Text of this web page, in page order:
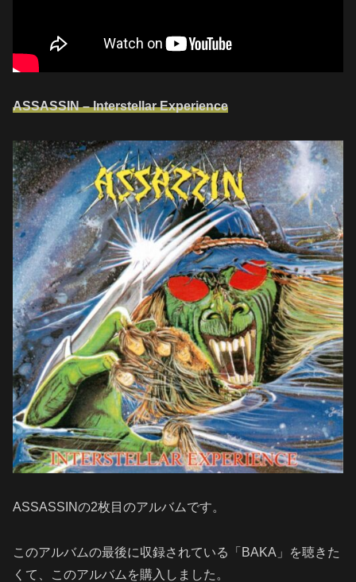
ASSASSIN – Interstellar Experience
ASSASSINの2枚目のアルバムです。
このアルバムの最後に収録されている「BAKA」を聴きた
くて、このアルバムを購入しました。